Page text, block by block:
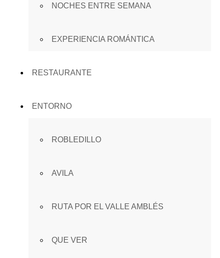
NOCHES ENTRE SEMANA
EXPERIENCIA ROMÁNTICA
RESTAURANTE
ENTORNO
ROBLEDILLO
AVILA
RUTA POR EL VALLE AMBLÉS
QUE VER